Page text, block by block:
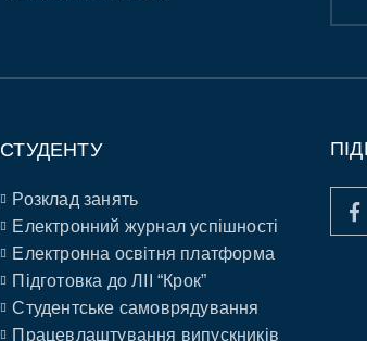
СТУДЕНТУ
Розклад занять
Електронний журнал успішності
Електронна освітня платформа
Підготовка до ЛІІ “Крок”
Студентське самоврядування
Працевлаштування випускників